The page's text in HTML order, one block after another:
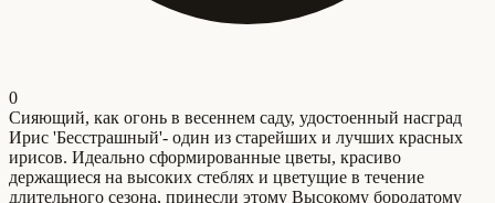
0
Сияющий, как огонь в весеннем саду, удостоенный насград
Ирис 'Бесстрашный'- один из старейших и лучших красных
ирисов. Идеально сформированные цветы, красиво
держащиеся на высоких стеблях и цветущие в течение
длительного сезона, принесли этому Высокому бородатому